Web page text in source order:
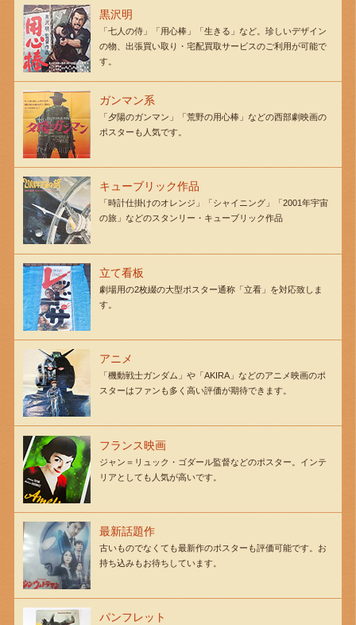
黒沢明
「七人の侍」「用心棒」「生きる」など。珍しいデザイン
の物、出張買い取り・宅配買取サービスのご利用が可能で
す。
ガンマン系
「夕陽のガンマン」「荒野の用心棒」などの西部劇映画の
ポスターも人気です。
キューブリック作品
「時計仕掛けのオレンジ」「シャイニング」「2001年宇宙
の旅」などのスタンリー・キューブリック作品
立て看板
劇場用の2枚綴の大型ポスター通称「立看」を対応致しま
す。
アニメ
「機動戦士ガンダム」や「AKIRA」などのアニメ映画のポ
スターはファンも多く高い評価が期待できます。
フランス映画
ジャン＝リュック・ゴダール監督などのポスター。インテ
リアとしても人気が高いです。
最新話題作
古いものでなくても最新作のポスターも評価可能です。お
持ち込みもお待ちしています。
パンフレット